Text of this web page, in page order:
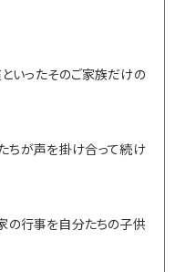
ったそのご家族だけの
ちが声を掛け合って続け
の行事を自分たちの子供